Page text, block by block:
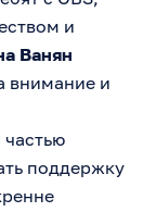
и
Ванян
внимание и
частью
поддержку